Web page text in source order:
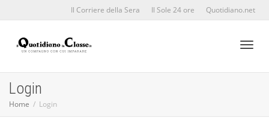
Il Corriere della Sera Il Sole 24 ore Quotidiano.net
Login
Home Login